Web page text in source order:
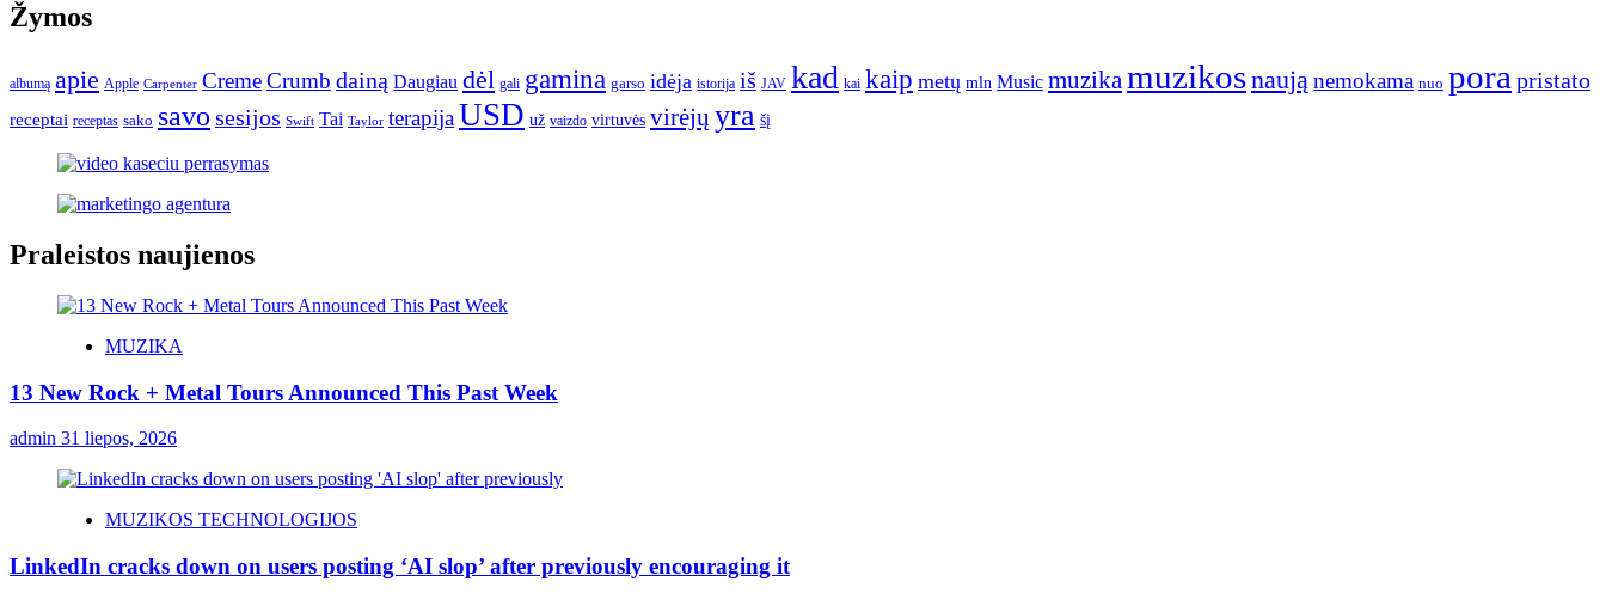
Žymos
albumą apie Apple Carpenter CremeCrumb dainą Daugiau dėl gali gamina garso idėja istorija iš JAV kad kai kaip metų mln Music muzikamuzikosnaująnemokama nuo pora pristato
receptai receptas sako savo sesijos Swift Tai Taylor terapijaUSD už vaizdo virtuvės virėjų yra šį
Praleistos naujienos
MUZIKA
13 New Rock + Metal Tours Announced This Past Week
admin 31 liepos, 2026
MUZIKOS TECHNOLOGIJOS
LinkedIn cracks down on users posting ‘AI slop’ after previously encouraging it